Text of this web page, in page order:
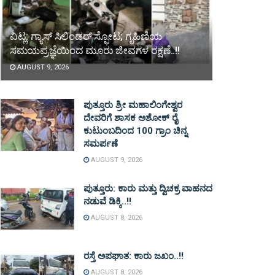
ವಿಟ್ಲ: ಗ್ಯಾಸ್ ಸಿಲಿಂಡರ್ ಸ್ಫೋಟ; ಗೃಹಿಣಿಯ
ಸಮಯಪ್ರಜ್ಞೆಯಿಂದ ಮೂರು ಜೀವಗಳ ರಕ್ಷಣೆ..!!
AUGUST 9, 2026
ಪುತ್ತೂರು ಶ್ರೀ ಮಹಾಲಿಂಗೇಶ್ವರ
ದೇವರಿಗೆ ಶಾಸಕ ಅಶೋಕ್ ರೈ
ಕುಟುಂಬದಿಂದ 100 ಗ್ರಾಂ ಚಿನ್ನ
ಸಮರ್ಪಣೆ
AUGUST 9, 2026
ಪುತ್ತೂರು: ಕಾರು ಮತ್ತು ದ್ವಿಚಕ್ರ ವಾಹನದ
ನಡುವೆ ಡಿಕ್ಕಿ..!!
AUGUST 8, 2026
ರಸ್ತೆ ಅಪಘಾತ: ಕಾರು ಜಖಂ..!!
AUGUST 8, 2026